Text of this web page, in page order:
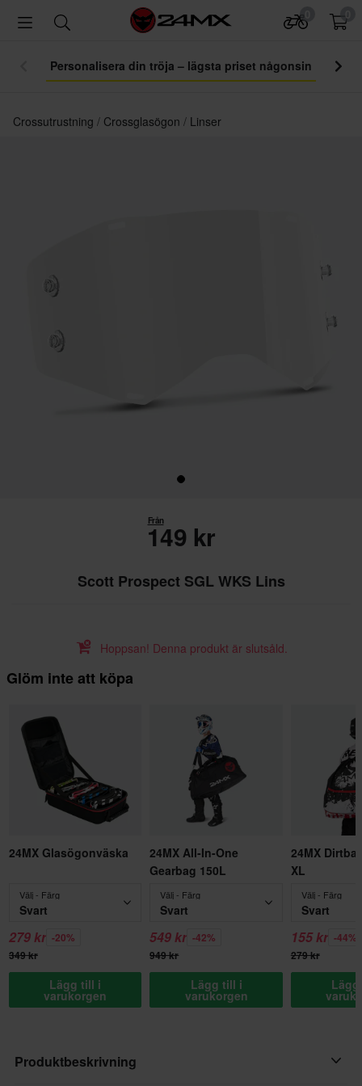
Personalisera din tröja – lägsta priset någonsin
Crossutrustning Crossglasögon Linser
Från
149 kr
Scott Prospect SGL WKS Lins
Hoppsan! Denna produkt är slutsåld.
Glöm inte att köpa
24MX Glasögonväska
Välj - Färg
Svart
279 kr -20%
349 kr
Lägg till i
varukorgen
24MX All-In-One
Gearbag 150L
Välj - Färg
Svart
549 kr -42%
949 kr
Lägg till i
varukorgen
24MX
XL
Välj - Färg
Svart
155 kr -44%
279 kr
Produktbeskrivning